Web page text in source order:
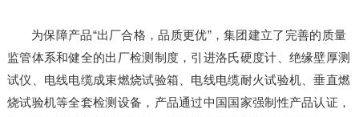
为保障产品“出厂合格，品质更优”，集团建立了完善的质量
监管体系和健全的出厂检测制度，引进洛氏硬度计、绝缘壁厚测
试仪、电线电缆成束燃烧试验箱、电线电缆耐火试验机、垂直燃
烧试验机等全套检测设备，产品通过中国国家强制性产品认证，